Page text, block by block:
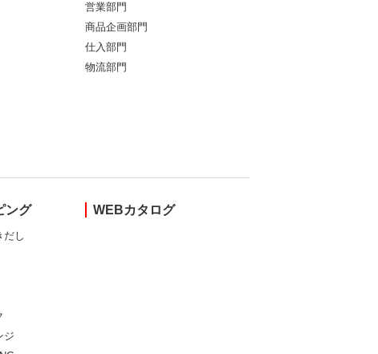
営業部門
商品企画部門
仕入部門
物流部門
ング
だし
ジ
WEBカタログ